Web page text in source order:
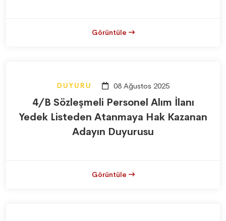
Görüntüle
DUYURU 08 Ağustos 2025
4/B Sözleşmeli Personel Alım İlanı
Yedek Listeden Atanmaya Hak Kazanan
Adayın Duyurusu
Görüntüle